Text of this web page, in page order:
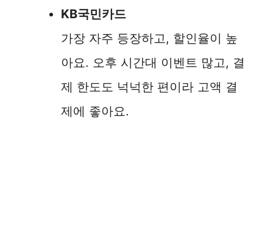
KB국민카드
가장 자주 등장하고, 할인율이 높
아요. 오후 시간대 이벤트 많고, 결
제 한도도 넉넉한 편이라 고액 결
제에 좋아요.